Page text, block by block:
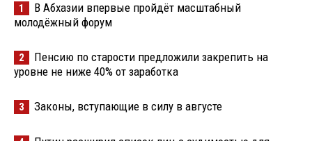
1
В Абхазии впервые пройдёт масштабный
молодёжный форум
2
Пенсию по старости предложили закрепить на
уровне не ниже 40% от заработка
3 Законы, вступающие в силу в августе